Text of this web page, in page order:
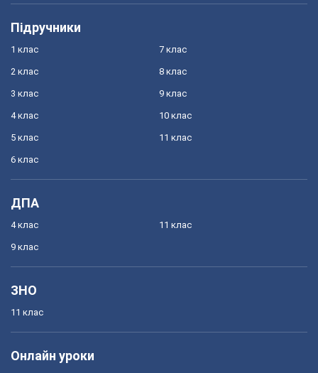
Підручники
1 клас
2 клас
3 клас
4 клас
5 клас
6 клас
7 клас
8 клас
9 клас
10 клас
11 клас
ДПА
4 клас
9 клас
11 клас
ЗНО
11 клас
Онлайн уроки